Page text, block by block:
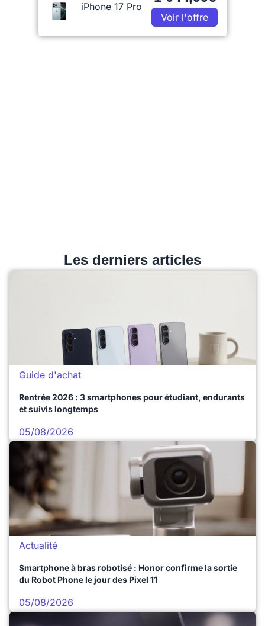
iPhone 17 Pro
Voir l'offre
Les derniers articles
Guide d'achat
Rentrée 2026 : 3 smartphones pour étudiant, endurants
et suivis longtemps
05/08/2026
Actualité
Smartphone à bras robotisé : Honor confirme la sortie
du Robot Phone le jour des Pixel 11
05/08/2026